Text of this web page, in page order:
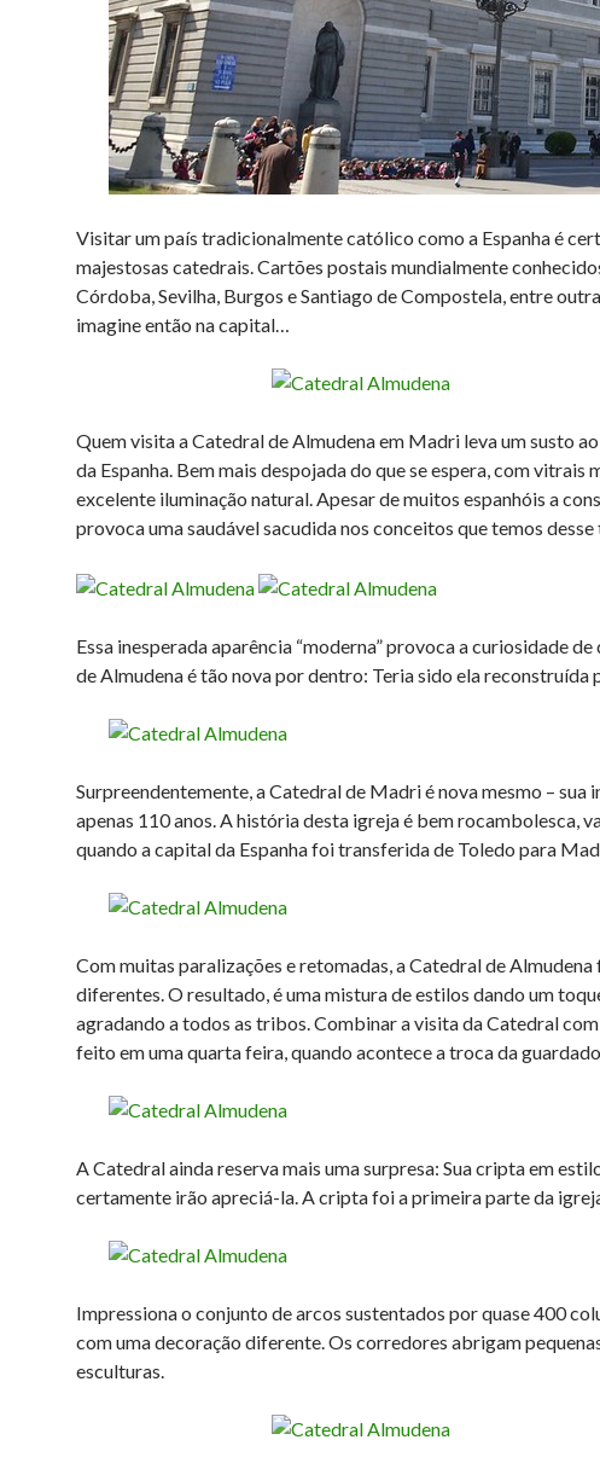
Visitar um país tradicionalmente católico como a Espanha é
majestosas catedrais. Cartões postais mundialmente
Córdoba, Sevilha, Burgos e Santiago de Compostela, entre
imagine então na capital…
Quem visita a Catedral de Almudena em Madri leva um susto
da Espanha. Bem mais despojada do que se espera, com
excelente iluminação natural. Apesar de muitos espanhóis a
provoca uma saudável sacudida nos conceitos que temos desse
Essa inesperada aparência “moderna” provoca a curiosidade
de Almudena é tão nova por dentro: Teria sido ela
Surpreendentemente, a Catedral de Madri é nova mesmo –
apenas 110 anos. A história desta igreja é bem rocambolesca,
quando a capital da Espanha foi transferida de Toledo para
Com muitas paralizações e retomadas, a Catedral de
diferentes. O resultado, é uma mistura de estilos dando um
agradando a todos as tribos. Combinar a visita da Catedral
feito em uma quarta feira, quando acontece a troca da
A Catedral ainda reserva mais uma surpresa: Sua cripta em
certamente irão apreciá-la. A cripta foi a primeira parte da
Impressiona o conjunto de arcos sustentados por quase 400
com uma decoração diferente. Os corredores abrigam
esculturas.